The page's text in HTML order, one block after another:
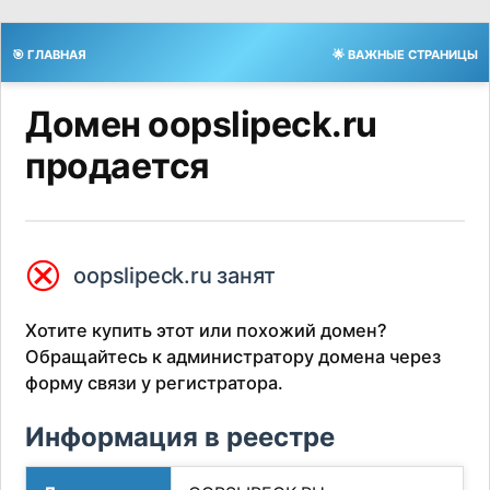
🎯 ГЛАВНАЯ 🌟 ВАЖНЫЕ СТРАНИЦЫ
Домен oopslipeck.ru
продается
⮿ oopslipeck.ru занят
Хотите купить этот или похожий домен?
Обращайтесь к администратору домена через
форму связи у регистратора.
Информация в реестре